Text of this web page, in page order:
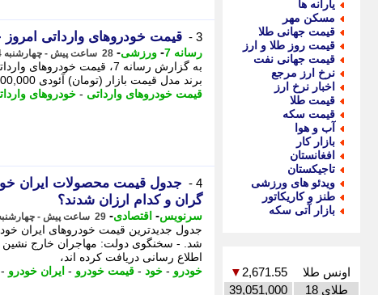
یارانه ها
مسکن مهر
قیمت جهانی طلا
قیمت روز طلا و ارز
قیمت جهانی نفت
نرخ ارز مرجع
اخبار نرخ ارز
قیمت طلا
قیمت سکه
آب و هوا
بازار کار
افغانستان
تاجیکستان
ویدئو های ورزشی
طنز و کاریکاتور
بازار آتی سکه
اونس طلا 2,671.55
▼
طلای 18
39,051,000
3 - قیمت خودروهای وارداتی امروز چهارشنبه
رسانه 7 - ورزشی- 28 ساعت پیش - چهارشنبه 14 مرداد 1405، 10:20
برند مدل قیمت بازار (تومان) آئودی A3L 9,000,000,000 آئودی Q4 e-tron 10,000,000,000 آئودی Q5 e-tron [.
قیمت خودروهای وارداتی - خودروهای
4 -
گران و کدام ارزان شدند؟
سرنویس- اقتصادی- 29 ساعت پیش - چهارشنبه 14 مرداد 1405، 09:58
شد. - سخنگوی دولت: مهاجران خارج نشین
اطلاع رسانی دریافت کرده اند،
خودرو - خود - قیمت خودرو - ایران خودرو -